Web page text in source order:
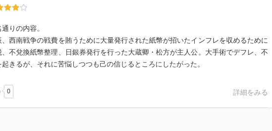
りの内容。
、西南戦争の戦費を賄うために大量発行された紙幣が招いたインフレを収めるために
、不兌換紙幣整理、日銀券発行を行った大蔵卿・松方が主人公。大手術でデフレ、不
起きるが、それに苦悩しつつも己の信じるところにしたがった。
0 詳細をみる